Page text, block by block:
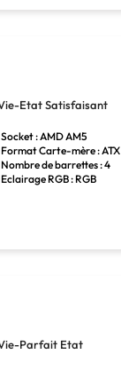
Etat Satisfaisant
Socket : AMD AM5
Format Carte-mère : ATX
Nombre de barrettes : 4
Eclairage RGB : RGB
Vie-Parfait Etat